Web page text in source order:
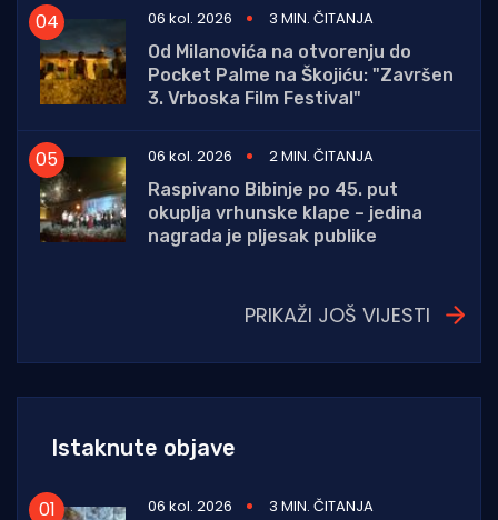
06 kol. 2026
3 MIN. ČITANJA
Od Milanovića na otvorenju do
Pocket Palme na Škojiću: "Završen
3. Vrboska Film Festival"
06 kol. 2026
2 MIN. ČITANJA
Raspivano Bibinje po 45. put
okuplja vrhunske klape – jedina
nagrada je pljesak publike
PRIKAŽI JOŠ VIJESTI
Istaknute objave
06 kol. 2026 3 MIN. ČITANJA